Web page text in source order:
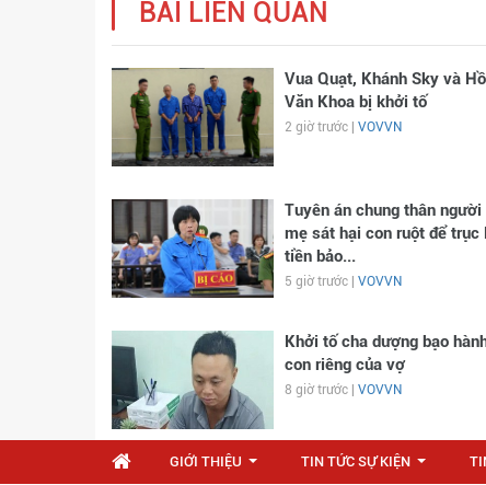
BÀI LIÊN QUAN
Vua Quạt, Khánh Sky và Hồ
Văn Khoa bị khởi tố
2 giờ trước | VOVVN
Tuyên án chung thân người
mẹ sát hại con ruột để trục
tiền bảo...
5 giờ trước | VOVVN
Khởi tố cha dượng bạo
con riêng của vợ
8 giờ trước | VOVVN
GIỚI THIỆU TIN TỨC SỰ KIỆN